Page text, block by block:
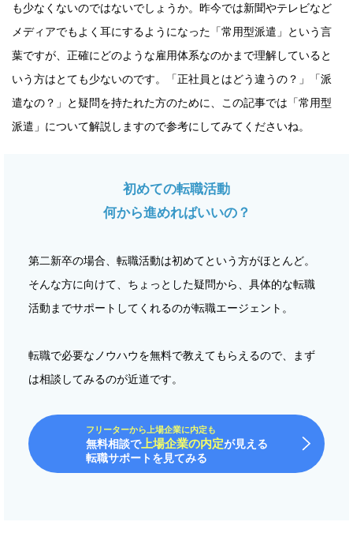
も少なくないのではないでしょうか。昨今では新聞やテレビなど
メディアでもよく耳にするようになった「常用型派遣」という言
葉ですが、正確にどのような雇用体系なのかまで理解していると
いう方はとても少ないのです。「正社員とはどう違うの？」「派
遣なの？」と疑問を持たれた方のために、この記事では「常用型
派遣」について解説しますので参考にしてみてくださいね。
初めての転職活動
何から進めればいいの？
第二新卒の場合、転職活動は初めてという方がほとんど。
そんな方に向けて、ちょっとした疑問から、具体的な転職
活動までサポートしてくれるのが転職エージェント。
転職で必要なノウハウを無料で教えてもらえるので、まず
は相談してみるのが近道です。
フリーターから上場企業に内定も
無料相談で上場企業の内定が見える
転職サポートを見てみる